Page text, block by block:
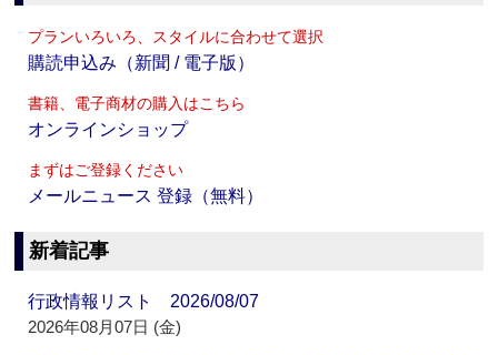
プランいろいろ、スタイルに合わせて選択
購読申込み（新聞 / 電子版）
書籍、電子商材の購入はこちら
オンラインショップ
まずはご登録ください
メールニュース 登録（無料）
新着記事
行政情報リスト 2026/08/07
2026年08月07日 (金)